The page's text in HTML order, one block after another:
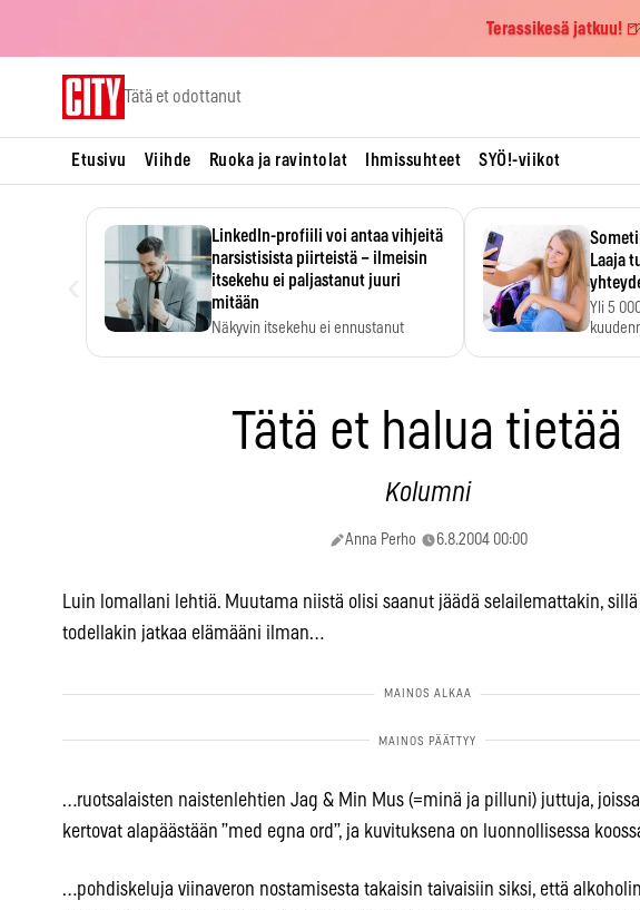
Terassikesä jatkuu!
Tätä et odottanut
Etusivu Viihde Ruoka ja ravintolat Ihmissuhteet SYÖ!-viikot
LinkedIn-profiili voi antaa vihjeitä
narsistisista piirteistä – ilmeisin
itsekehu ei paljastanut juuri
mitään
Näkyvin itsekehu ei ennustanut
Laaja
Yli 5
Tätä et halua tietää
Kolumni
Anna Perho 6.8.2004 00:00
Luin lomallani lehtiä. Muutama niistä olisi saanut jäädä selailemattakin,
todellakin jatkaa elämääni ilman…
…ruotsalaisten naistenlehtien Jag & Min Mus (=minä ja pilluni) juttuja,
kertovat alapäästään ”med egna ord”, ja kuvituksena on luonnollisessa
…pohdiskeluja viinaveron nostamisesta takaisin taivaisiin siksi, että